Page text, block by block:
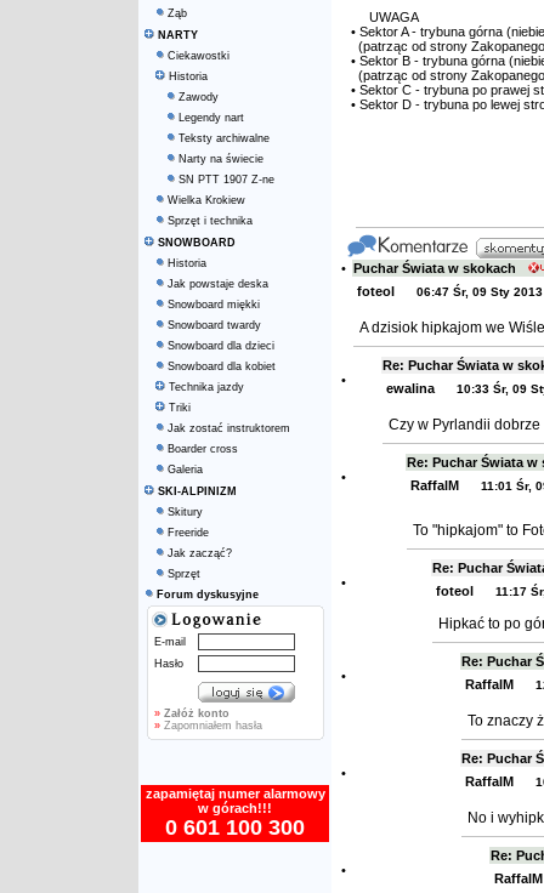
Ząb
NARTY
Ciekawostki
Historia
Zawody
Legendy nart
Teksty archiwalne
Narty na świecie
SN PTT 1907 Z-ne
Wielka Krokiew
Sprzęt i technika
SNOWBOARD
Historia
Jak powstaje deska
Snowboard miękki
Snowboard twardy
Snowboard dla dzieci
Snowboard dla kobiet
Technika jazdy
Triki
Jak zostać instruktorem
Boarder cross
Galeria
SKI-ALPINIZM
Skitury
Freeride
Jak zacząć?
Sprzęt
Forum dyskusyjne
E-mail
Hasło
» Załóż konto
»Zapomniałem hasła
zapamiętaj numer alarmowy
w górach!!!
0 601 100 300
UWAGA
• Sektor A - trybuna górna
(patrząc od strony
• Sektor B - trybuna górna
(patrząc od strony
• Sektor C - trybuna po prawej
• Sektor D - trybuna po lewej
• Puchar Świata w skokach
foteol
06:47 Śr, 09 Sty 2013
A dzisiok hipkajom we Wiśle
•
Re: Puchar Świata w
ewalina
10:33 Śr, 09
Czy w Pyrlandii
•
Re: Puchar Świata
RaffalM
11:01 Śr,
To "hipkajom" to
•
Re: Puchar
foteol
11:17
Hipkać to po
•
Re: Puchar
RaffalM
To znaczy
•
Re: Puchar
RaffalM
No i
•
Re:
RaffalM